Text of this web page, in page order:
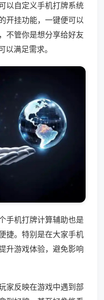
以自定义手机打牌系统
开挂功能，一键便可以
不管你是想分享给好友
以满足需求。
手机打牌计算辅助也是
捷。特别是在大家手机
升游戏体验，避免影响
家反映在游戏中遇到部